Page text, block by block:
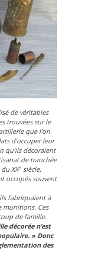
de véritables
trouvées sur le
que l’on
d’occuper leur
qu’ils décoraient
de tranchée
XXesiècle.
occupés souvent
fabriquaient à
munitions. Ces
de famille.
décorée n’est
» Donc
des